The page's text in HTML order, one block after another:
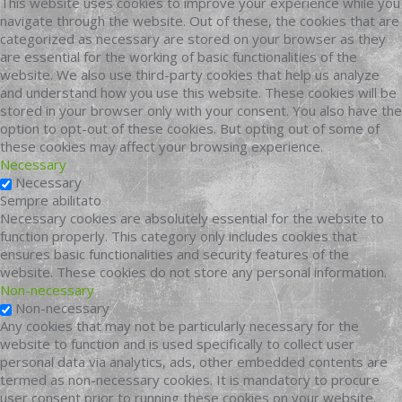
navigate through the website. Out of these, the cookies that are
categorized as necessary are stored on your browser as they
are essential for the working of basic functionalities of the
website. We also use third-party cookies that help us analyze
and understand how you use this website. These cookies will be
stored in your browser only with your consent. You also have the
option to opt-out of these cookies. But opting out of some of
these cookies may affect your browsing experience.
Necessary
Necessary
Sempre abilitato
Necessary cookies are absolutely essential for the website to
function properly. This category only includes cookies that
ensures basic functionalities and security features of the
website. These cookies do not store any personal information.
Non-necessary
Non-necessary
Any cookies that may not be particularly necessary for the
website to function and is used specifically to collect user
personal data via analytics, ads, other embedded contents are
termed as non-necessary cookies. It is mandatory to procure
user consent prior to running these cookies on your website.